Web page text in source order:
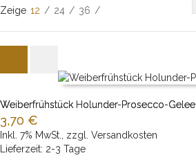
Zeige 12 / 24 / 36 /
IN DEN WARENKORB
Weiberfrühstück Holunder-Prosecco-Gelee
3,70 €
Inkl. 7% MwSt. zzgl. Versandkosten
Lieferzeit: 2-3 Tage